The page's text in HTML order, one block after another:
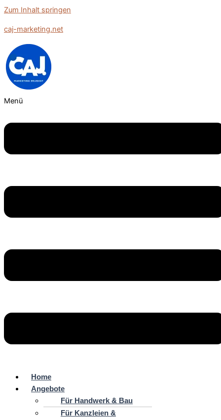
Zum Inhalt springen
caj-marketing.net
Menü
Home
Angebote
Für Handwerk & Bau
Für Kanzleien &